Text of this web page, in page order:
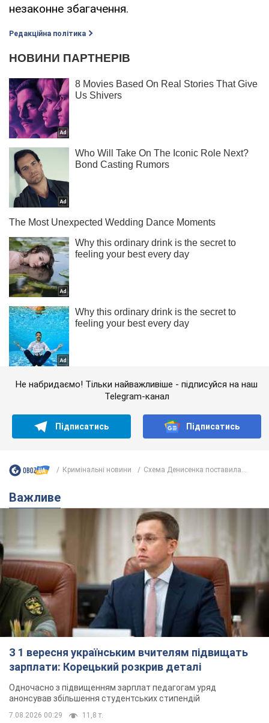
незаконне збагачення.
Редакційна політика
Не набридаємо! Тільки найважливіше - підписуйся на наш
Telegram-канал
Підписатись Підписатись
Кримінальні новини Схема Денисенка поставила...
Важливе
З 1 вересня українським вчителям підвищать
зарплати: Корецький розкрив деталі
Одночасно з підвищенням зарплат педагогам уряд
анонсував збільшення студентських стипендій
7.08.2026 00:29 11,8 т.